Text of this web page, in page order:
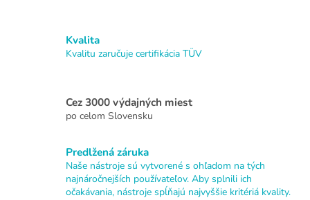
Kvalita
Kvalitu zaručuje certifikácia TÜV
Cez 3000 výdajných miest
po celom Slovensku
Predlžená záruka
Naše nástroje sú vytvorené s ohľadom na tých
najnáročnejších používateľov. Aby splnili ich
očakávania, nástroje spĺňajú najvyššie kritériá kvality.